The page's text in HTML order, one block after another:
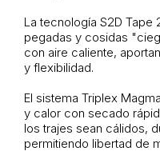
La tecnología S2D
pegadas y cosidas
con aire caliente,
y flexibilidad.
El sistema Triplex
y calor con secado
los trajes sean cálidos,
permitiendo libertad de